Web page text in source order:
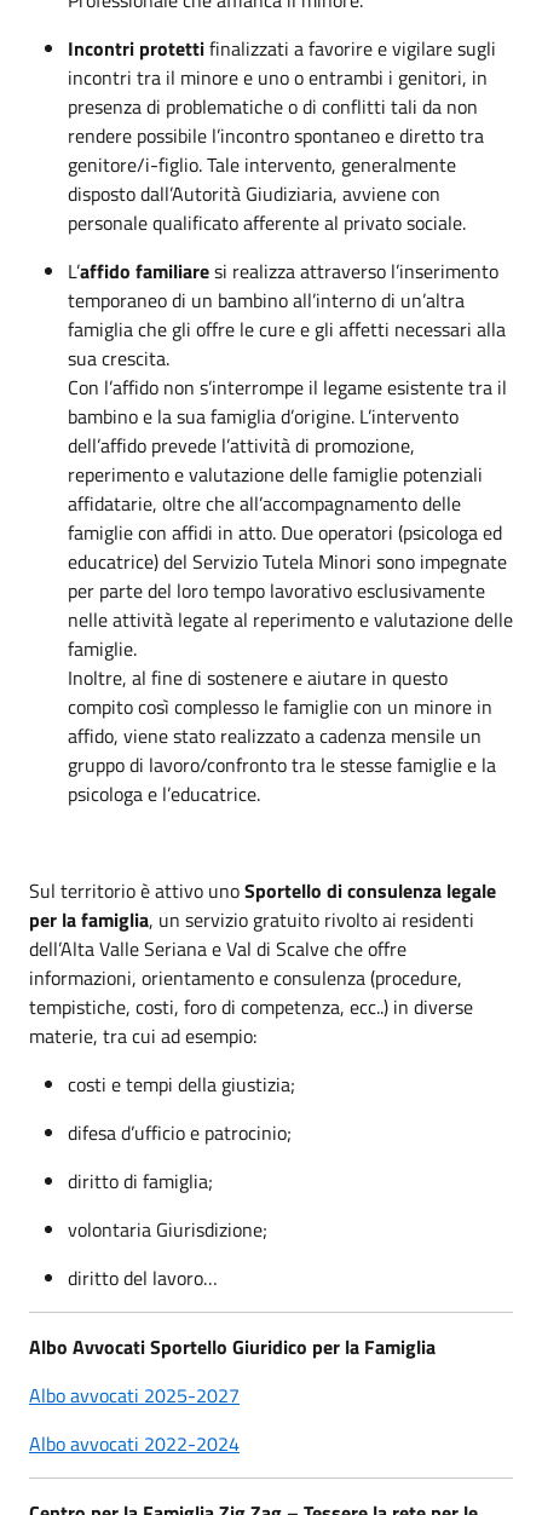
Incontri protettifinalizzati a favorire e vigilare sugli
incontri tra il minore e uno o entrambi i genitori, in
presenza di problematiche o di conflitti tali da non
rendere possibile l’incontro spontaneo e diretto tra
genitore/i-figlio. Tale intervento, generalmente
disposto dall’Autorità Giudiziaria, avviene con
personale qualificato afferente al privato sociale.
L’affido familiaresi realizza attraverso l’inserimento
temporaneo di un bambino all’interno di un’altra
famiglia che gli offre le cure e gli affetti necessari alla
sua crescita.
Con l’affido non s’interrompe il legame esistente tra il
bambino e la sua famiglia d’origine. L’intervento
dell’affido prevede l’attività di promozione,
reperimento e valutazione delle famiglie potenziali
affidatarie, oltre che all’accompagnamento delle
famiglie con affidi in atto. Due operatori (psicologa ed
educatrice) del Servizio Tutela Minori sono impegnate
per parte del loro tempo lavorativo esclusivamente
nelle attività legate al reperimento e valutazione delle
famiglie.
Inoltre, al fine di sostenere e aiutare in questo
compito così complesso le famiglie con un minore in
affido, viene stato realizzato a cadenza mensile un
gruppo di lavoro/confronto tra le stesse famiglie e la
psicologa e l’educatrice.
Sul territorio è attivo unoSportello di consulenza legale
per la famiglia, un servizio gratuito rivolto ai residenti
dell’Alta Valle Seriana e Val di Scalve che offre
informazioni, orientamento e consulenza (procedure,
tempistiche, costi, foro di competenza, ecc..) in diverse
materie, tra cui ad esempio:
costi e tempi della giustizia;
difesa d’ufficio e patrocinio;
diritto di famiglia;
volontaria Giurisdizione;
diritto del lavoro…
Albo Avvocati Sportello Giuridico per la Famiglia
Albo avvocati 2025-2027
Albo avvocati 2022-2024